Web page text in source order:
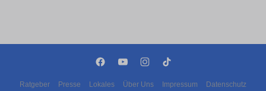
Ratgeber Presse Lokales Über Uns Impressum Datenschutz